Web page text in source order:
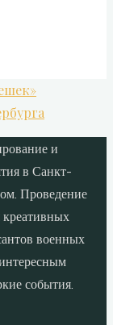
и
в Санкт-
Проведение
креативных
военных
события.